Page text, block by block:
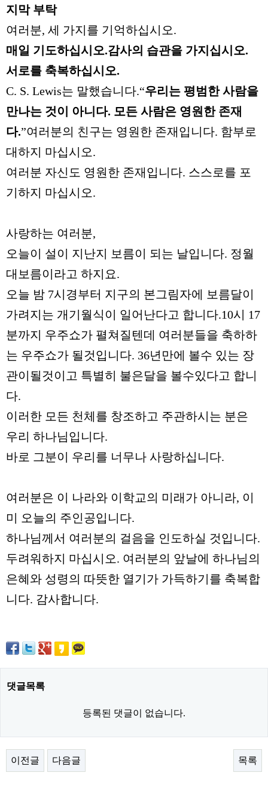
지막 부탁
여러분, 세 가지를 기억하십시오.
매일 기도하십시오.감사의 습관을 가지십시오.
서로를 축복하십시오.
C. S. Lewis는 말했습니다.“우리는 평범한 사람을
만나는 것이 아니다. 모든 사람은 영원한 존재
다.”여러분의 친구는 영원한 존재입니다. 함부로
대하지 마십시오.
여러분 자신도 영원한 존재입니다. 스스로를 포
기하지 마십시오.
사랑하는 여러분,
오늘이 설이 지난지 보름이 되는 날입니다. 정월
대보름이라고 하지요.
오늘 밤 7시경부터 지구의 본그림자에 보름달이
가려지는 개기월식이 일어난다고 합니다.10시 17
분까지 우주쇼가 펼쳐질텐데 여러분들을 축하하
는 우주쇼가 될것입니다. 36년만에 볼수 있는 장
관이될것이고 특별히 불은달을 볼수있다고 합니
다.
이러한 모든 천체를 창조하고 주관하시는 분은
우리 하나님입니다.
바로 그분이 우리를 너무나 사랑하십니다.
여러분은 이 나라와 이학교의 미래가 아니라, 이
미 오늘의 주인공입니다.
하나님께서 여러분의 걸음을 인도하실 것입니다.
두려워하지 마십시오. 여러분의 앞날에 하나님의
은혜와 성령의 따뜻한 열기가 가득하기를 축복합
니다. 감사합니다.
댓글목록
등록된 댓글이 없습니다.
이전글 다음글 목록